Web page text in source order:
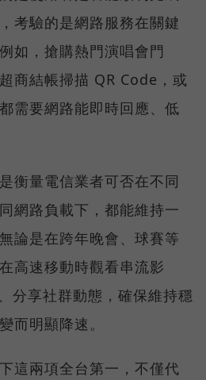
考驗的是網路服務在關鍵
如，搶購熱門演唱會門
商結帳掃描 QR Code，或
需要網路能即時回應、低
衡量電信業者可否在不同
網路負載下，都能維持一
論是在跨年晚會、球賽等
高速移動時觀看串流影
分享社群動態，確保維持穩
而明顯降速。
這兩項全台第一，不僅代